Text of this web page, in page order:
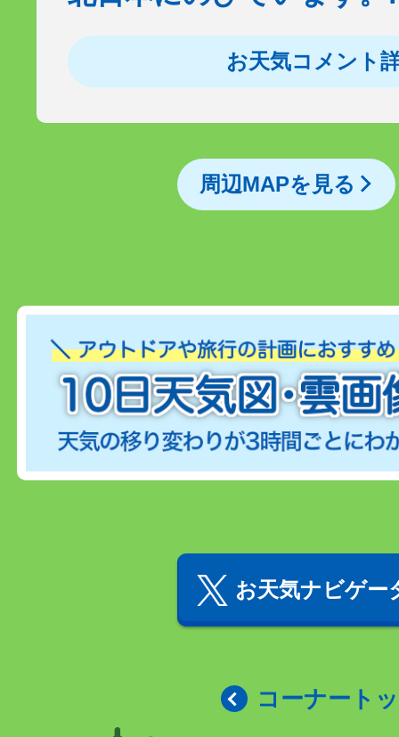
お天気コメント
周辺MAPを見る
お天気ナビゲー
コーナート